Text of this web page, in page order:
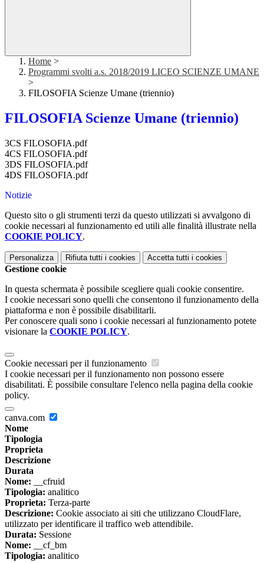
Home >
Programmi svolti a.s. 2018/2019 LICEO SCIENZE UMANE
>
FILOSOFIA Scienze Umane (triennio)
FILOSOFIA Scienze Umane (triennio)
3CS FILOSOFIA.pdf
4CS FILOSOFIA.pdf
3DS FILOSOFIA.pdf
4DS FILOSOFIA.pdf
Notizie
Questo sito o gli strumenti terzi da questo utilizzati si avvalgono di
cookie necessari al funzionamento ed utili alle finalità illustrate nella
COOKIE POLICY.
Personalizza Rifiuta tutti i cookies Accetta tutti i cookies
Gestione cookie
In questa schermata è possibile scegliere quali cookie consentire.
I cookie necessari sono quelli che consentono il funzionamento della
piattaforma e non è possibile disabilitarli.
Per conoscere quali sono i cookie necessari al funzionamento potete
visionare la COOKIE POLICY.
Cookie necessari per il funzionamento
I cookie necessari per il funzionamento non possono essere
disabilitati. È possibile consultare l'elenco nella pagina della cookie
policy.
canva.com
Nome
Tipologia
Proprieta
Descrizione
Durata
Nome: __cfruid
Tipologia: analitico
Proprieta: Terza-parte
Descrizione: Cookie associato ai siti che utilizzano CloudFlare,
utilizzato per identificare il traffico web attendibile.
Durata: Sessione
Nome: __cf_bm
Tipologia: analitico